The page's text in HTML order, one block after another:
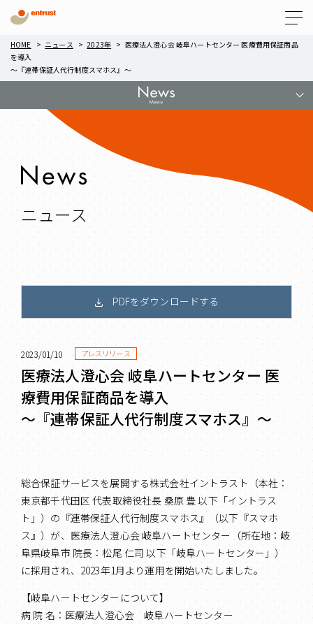
HOME ニュース 2023年
医療法人澄心会 岐阜ハートセンター 医療費用保証商品
を導入
～『連帯保証人代行制度スマホス』～
ニュース
2023/01/10 プレスリリース
医療法人澄心会 岐阜ハートセンター 医
療費用保証商品を導入
～『連帯保証人代行制度スマホス』～
PDFをダウンロードする
総合保証サービスを展開する株式会社イントラスト（本社：
東京都千代田区 代表取締役社長 桑原 豊 以下「イントラス
ト」）の『連帯保証人代行制度スマホス』（以下『スマホ
ス』）が、医療法人澄心会 岐阜ハートセンター（所在地：岐
阜県岐阜市 院長：松尾 仁司 以下「岐阜ハートセンター」）
に採用され、2023年1月より運用を開始いたしました。
【岐阜ハートセンターについて】
病 院 名：医療法人澄心会 岐阜ハートセンター